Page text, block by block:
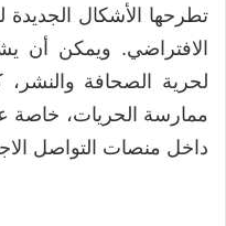
تطرحها الأشكال الجديدة
الافتراضي. ويمكن أن
لحرية الصحافة
ممارسة الحريات، خاصة
داخل منصات التواصل